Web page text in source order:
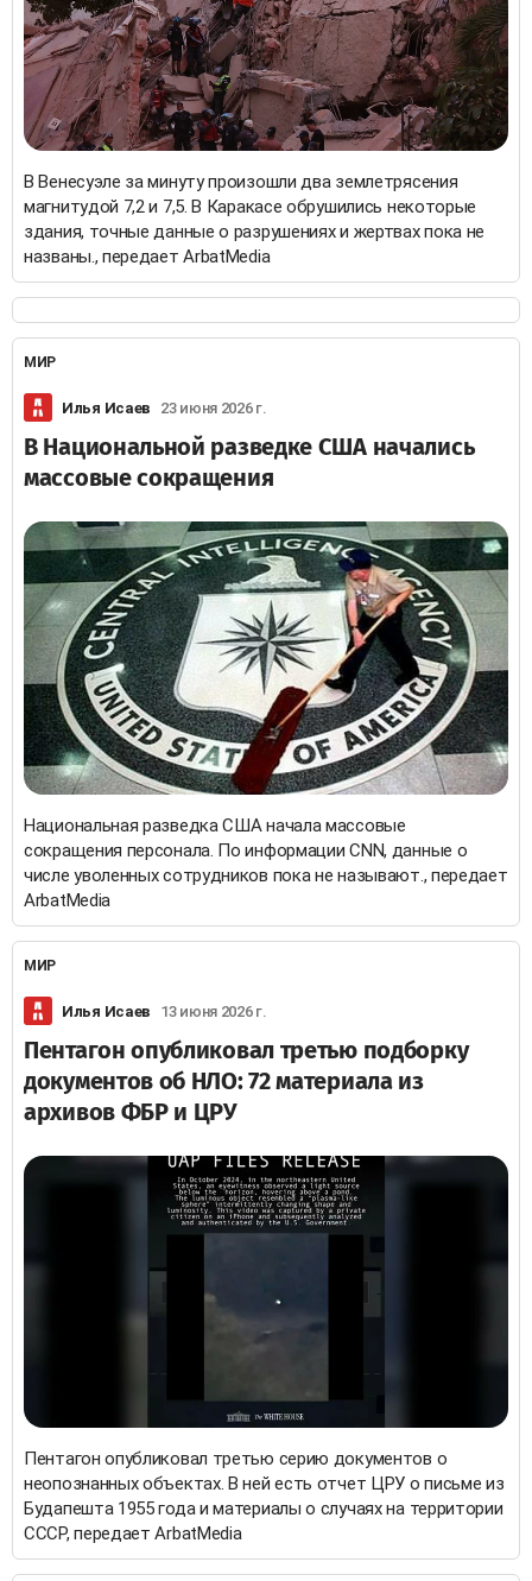
В Венесуэле за минуту произошли два землетрясения
магнитудой 7,2 и 7,5. В Каракасе обрушились некоторые
здания, точные данные о разрушениях и жертвах пока не
названы., передает ArbatMedia
МИР
Илья Исаев 23 июня 2026 г.
В Национальной разведке США начались
массовые сокращения
Национальная разведка США начала массовые
сокращения персонала. По информации CNN, данные о
числе уволенных сотрудников пока не называют., передает
ArbatMedia
МИР
Илья Исаев 13 июня 2026 г.
Пентагон опубликовал третью подборку
документов об НЛО: 72 материала из
архивов ФБР и ЦРУ
Пентагон опубликовал третью серию документов о
неопознанных объектах. В ней есть отчет ЦРУ о письме из
Будапешта 1955 года и материалы о случаях на территории
СССР, передает ArbatMedia